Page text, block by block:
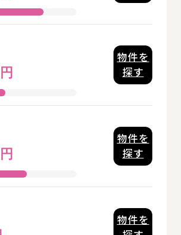
円
物件を
探す
円
物件を
探す
物件を